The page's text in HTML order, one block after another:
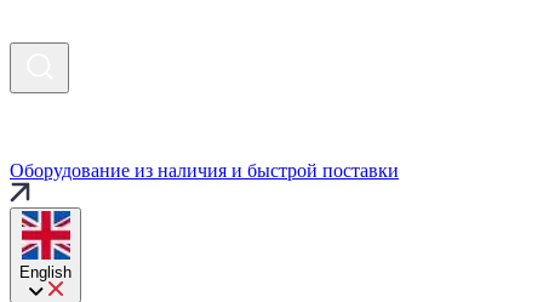
Оборудование из наличия и быстрой поставки
English